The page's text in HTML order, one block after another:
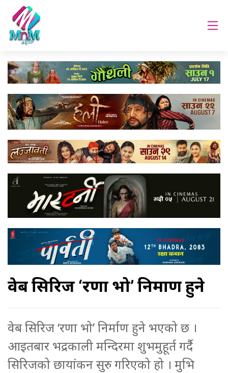
वेब सिरिज ‘रणा भो’ निर्माण हुने
वेब सिरिज ‘रणा भो’ निर्माण हुने भएको छ ।
आइतबार भद्रकाली मन्दिरमा शुभमुहूर्त गर्दै
सिरिजको छायांकन सुरु गरिएको हो । मुभि